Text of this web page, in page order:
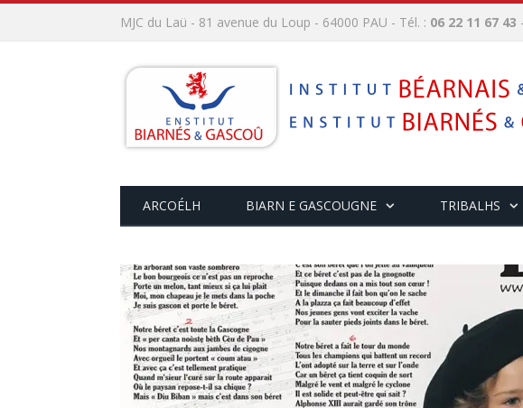
MJC du Laü - 81 avenue du Loup - 64000 PAU - Tél. : 06 22 11 67 43 -
ARCOÉLH BIARN E GASCOUGNE TRIBALHS